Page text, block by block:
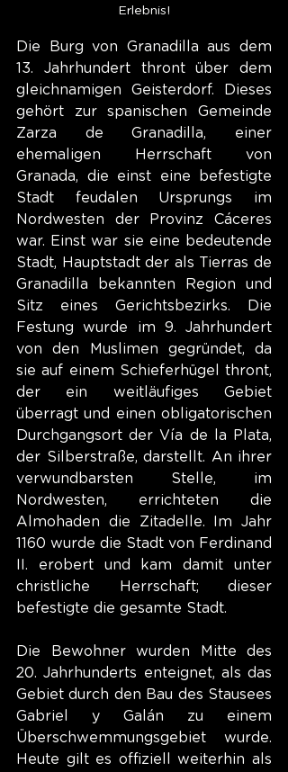
Erlebnis!
Die Burg von Granadilla aus dem
13. Jahrhundert thront über dem
gleichnamigen Geisterdorf. Dieses
gehört zur spanischen Gemeinde
Zarza de Granadilla, einer
ehemaligen Herrschaft von
Granada, die einst eine befestigte
Stadt feudalen Ursprungs im
Nordwesten der Provinz Cáceres
war. Einst war sie eine bedeutende
Stadt, Hauptstadt der als Tierras de
Granadilla bekannten Region und
Sitz eines Gerichtsbezirks. Die
Festung wurde im 9. Jahrhundert
von den Muslimen gegründet, da
sie auf einem Schieferhügel thront,
der ein weitläufiges Gebiet
überragt und einen obligatorischen
Durchgangsort der Vía de la Plata,
der Silberstraße, darstellt. An ihrer
verwundbarsten Stelle, im
Nordwesten, errichteten die
Almohaden die Zitadelle. Im Jahr
1160 wurde die Stadt von Ferdinand
II. erobert und kam damit unter
christliche Herrschaft; dieser
befestigte die gesamte Stadt.
Die Bewohner wurden Mitte des
20. Jahrhunderts enteignet, als das
Gebiet durch den Bau des Stausees
Gabriel y Galán zu einem
Überschwemmungsgebiet wurde.
Heute gilt es offiziell weiterhin als